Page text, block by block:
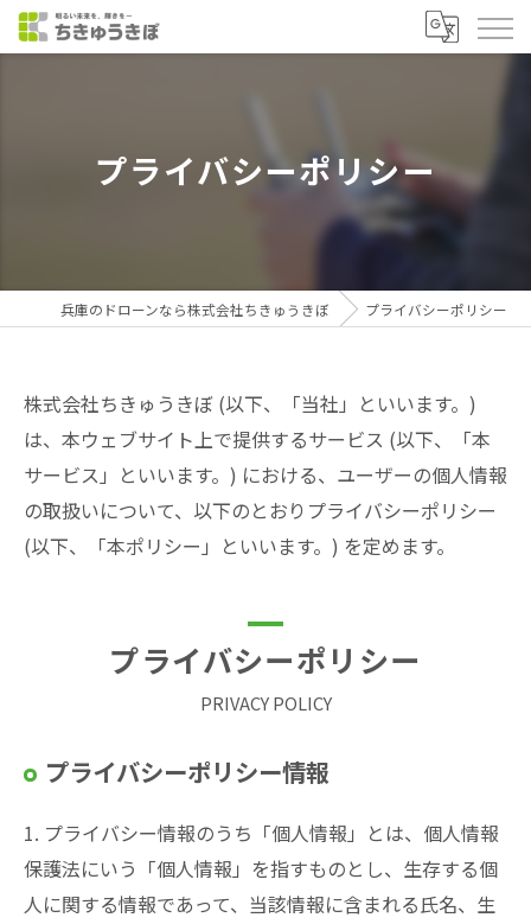
プライバシーポリシー
兵庫のドローンなら株式会社ちきゅうきぼ プライバシーポリシー
株式会社ちきゅうきぼ (以下、「当社」といいます。)
は、本ウェブサイト上で提供するサービス (以下、「本
サービス」といいます。) における、ユーザーの個人情報
の取扱いについて、以下のとおりプライバシーポリシー
(以下、「本ポリシー」といいます。) を定めます。
プライバシーポリシー
PRIVACY POLICY
プライバシーポリシー情報
1. プライバシー情報のうち「個人情報」とは、個人情報
保護法にいう「個人情報」を指すものとし、生存する個
人に関する情報であって、当該情報に含まれる氏名、生